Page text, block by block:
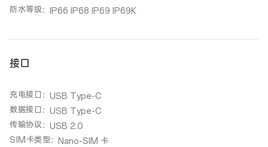
防水等级： IP66 IP68 IP69 IP69K
接口
充电接口 ： USB Type-C
数据接口 ： USB Type-C
传输协议： USB 2.0
SIM卡类型： Nano-SIM 卡